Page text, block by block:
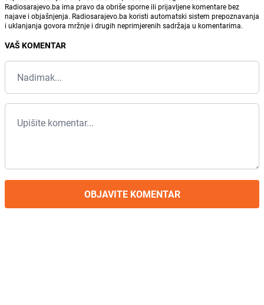
Radiosarajevo.ba ima pravo da obriše sporne ili prijavljene komentare bez
najave i objašnjenja. Radiosarajevo.ba koristi automatski sistem prepoznavanja
i uklanjanja govora mržnje i drugih neprimjerenih sadržaja u komentarima.
VAŠ KOMENTAR
OBJAVITE KOMENTAR